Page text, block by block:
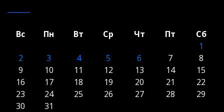
Вс Пн Вт Ср Чт Пт
Сб
1
2
3 4 5 6 7
8
9
10 11 12 13 14
15
16
17 18 19 20 21
22
23
24 25 26 27 28
29
30
31